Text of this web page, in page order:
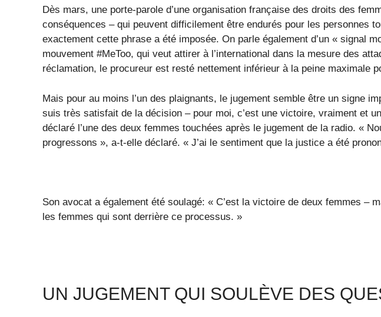
Dès mars, une porte-parole d’une organisation française des droits des
conséquences – qui peuvent difficilement être endurés pour les personnes
exactement cette phrase a été imposée. On parle également d’un « signal
mouvement #MeToo, qui veut attirer à l’international dans la mesure des
réclamation, le procureur est resté nettement inférieur à la peine maximale
Mais pour au moins l’un des plaignants, le jugement semble être un signe
suis très satisfait de la décision – pour moi, c’est une victoire, vraiment et
déclaré l’une des deux femmes touchées après le jugement de la radio. «
progressons », a-t-elle déclaré. « J’ai le sentiment que la justice a été
Son avocat a également été soulagé: « C’est la victoire de deux femmes –
les femmes qui sont derrière ce processus. »
UN JUGEMENT QUI SOULÈVE DES